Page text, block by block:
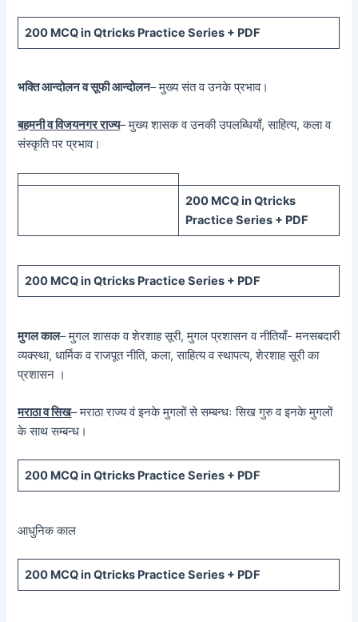
200 MCQ in Qtricks Practice Series + PDF
भक्ति आन्दोलन व सूफी आन्दोलन– मुख्य संत व उनके प्रभाव।
बहमनी व विजयनगर राज्य– मुख्य शासक व उनकी उपलब्धियाँ, साहित्य, कला व
संस्कृति पर प्रभाव।
200 MCQ in Qtricks
Practice Series + PDF
200 MCQ in Qtricks Practice Series + PDF
मुगल काल– मुगल शासक व शेरशाह सूरी, मुगल प्रशासन व नीतियाँ- मनसबदारी
व्यक्स्था, धार्मिक व राजपूत नीति, कला, साहित्य व स्थापत्य, शेरशाह सूरी का
प्रशासन ।
मराठा व सिख– मराठा राज्य वं इनके मुगलों से सम्बन्धः सिख गुरु व इनके मुगलों
के साथ सम्बन्ध।
200 MCQ in Qtricks Practice Series + PDF
आधुनिक काल
200 MCQ in Qtricks Practice Series + PDF